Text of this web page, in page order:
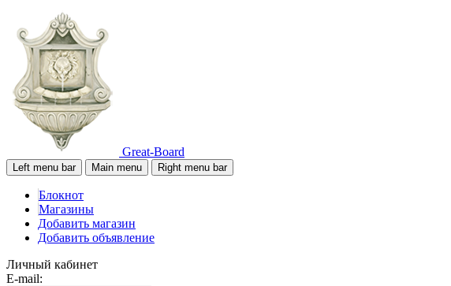
Great-Board
Left menu bar Main menu Right menu bar
Блокнот
Магазины
Добавить магазин
Добавить объявление
Личный кабинет
E-mail: